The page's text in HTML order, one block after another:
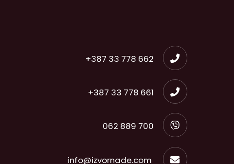
+387 33 778 662
+387 33 778 661
062 889 700
info@izvornade.com